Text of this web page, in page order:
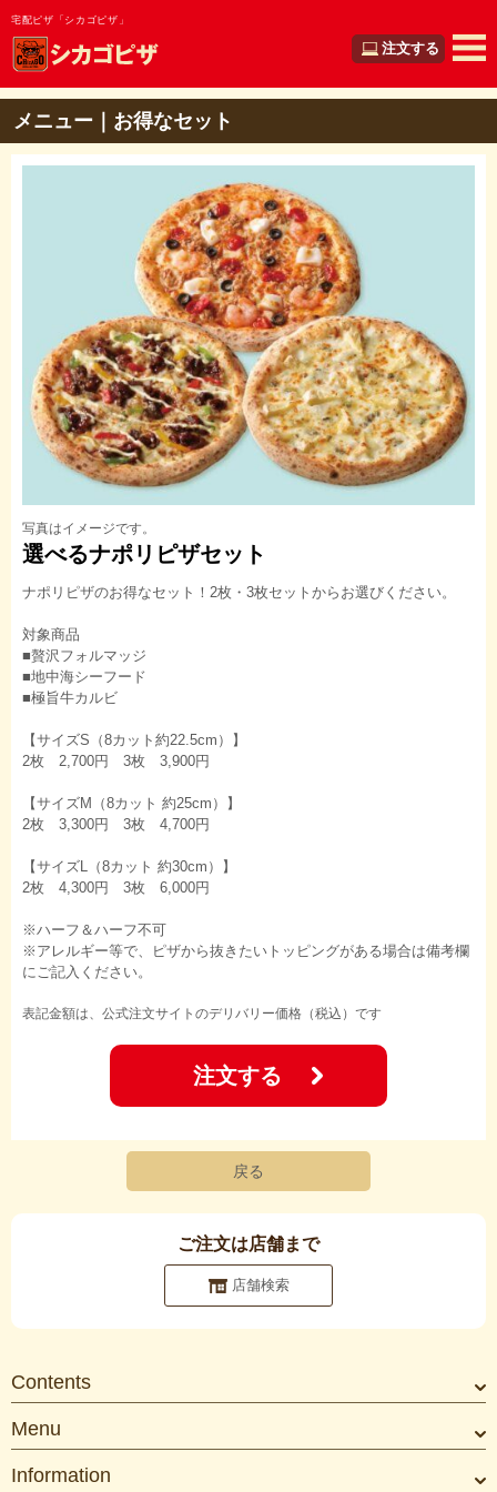
宅配ピザ「シカゴピザ」
注文する
メニュー｜お得なセット
写真はイメージです。
選べるナポリピザセット
ナポリピザのお得なセット！2枚・3枚セットからお選びください。
対象商品
■贅沢フォルマッジ
■地中海シーフード
■極旨牛カルビ
【サイズS（8カット約22.5cm）】
2枚 2,700円 3枚 3,900円
【サイズM（8カット 約25cm）】
2枚 3,300円 3枚 4,700円
【サイズL（8カット 約30cm）】
2枚 4,300円 3枚 6,000円
※ハーフ＆ハーフ不可
※アレルギー等で、ピザから抜きたいトッピングがある場合は備考欄
にご記入ください。
表記金額は、公式注文サイトのデリバリー価格（税込）です
注文する
戻る
ご注文は店舗まで
店舗検索
Contents
Menu
Information